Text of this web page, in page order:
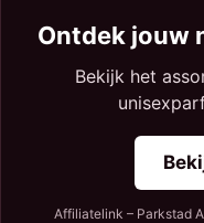
Ontdek jouw
Bekijk het
Affiliatelink – Parkstad